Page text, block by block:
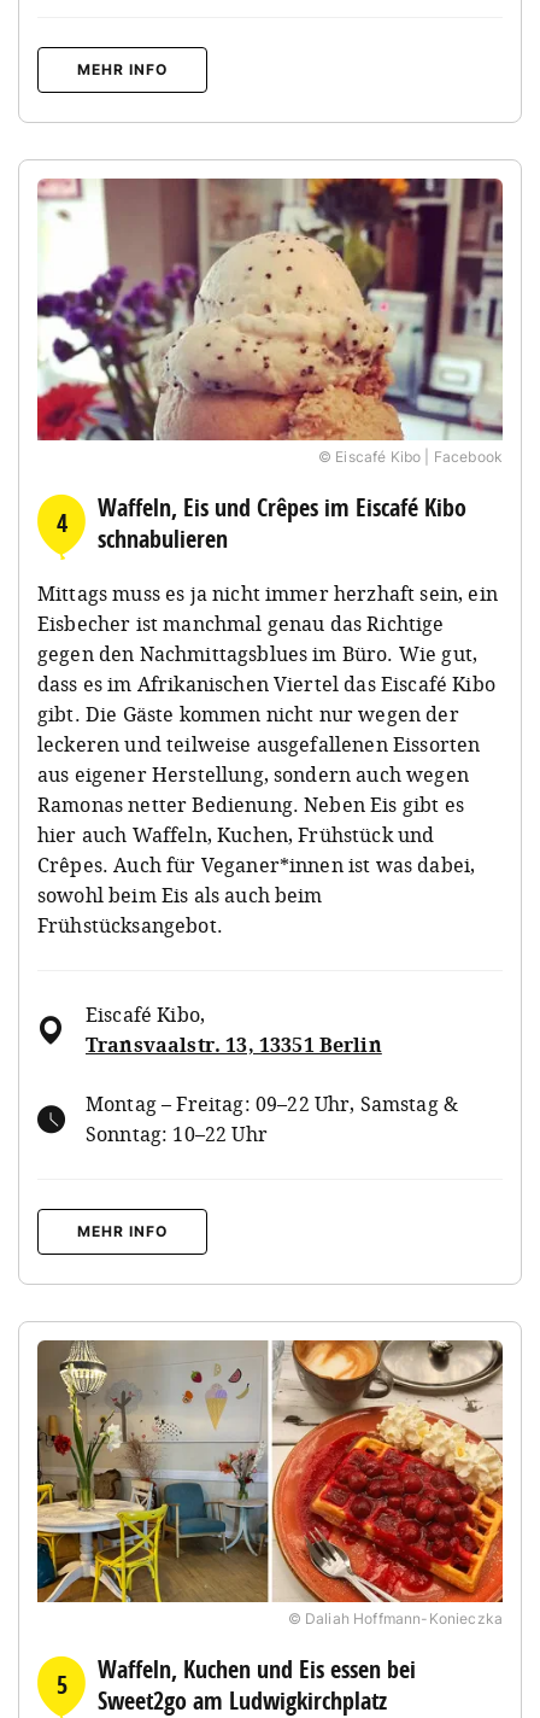
MEHR INFO
© Eiscafé Kibo | Facebook
4
Waffeln, Eis und Crêpes im Eiscafé Kibo
schnabulieren
Mittags muss es ja nicht immer herzhaft sein, ein
Eisbecher ist manchmal genau das Richtige
gegen den Nachmittagsblues im Büro. Wie gut,
dass es im Afrikanischen Viertel das Eiscafé Kibo
gibt. Die Gäste kommen nicht nur wegen der
leckeren und teilweise ausgefallenen Eissorten
aus eigener Herstellung, sondern auch wegen
Ramonas netter Bedienung. Neben Eis gibt es
hier auch Waffeln, Kuchen, Frühstück und
Crêpes. Auch für Veganer*innen ist was dabei,
sowohl beim Eis als auch beim
Frühstücksangebot.
Eiscafé Kibo,
Transvaalstr. 13, 13351 Berlin
Montag – Freitag: 09–22 Uhr, Samstag &
Sonntag: 10–22 Uhr
MEHR INFO
© Daliah Hoffmann-Konieczka
5
Waffeln, Kuchen und Eis essen bei
Sweet2go am Ludwigkirchplatz